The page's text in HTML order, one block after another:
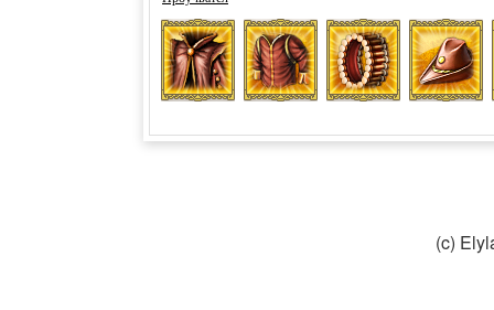
(c)